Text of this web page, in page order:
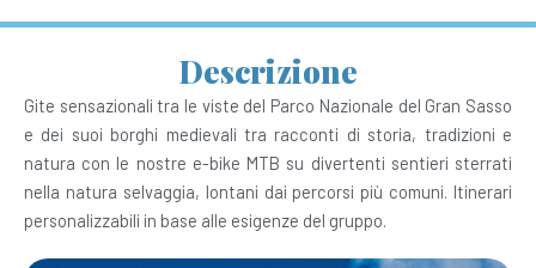
Descrizione
Gite sensazionali tra le viste del Parco Nazionale del Gran Sasso
e dei suoi borghi medievali tra racconti di storia, tradizioni e
natura con le nostre e-bike MTB su divertenti sentieri sterrati
nella natura selvaggia, lontani dai percorsi più comuni. Itinerari
personalizzabili in base alle esigenze del gruppo.